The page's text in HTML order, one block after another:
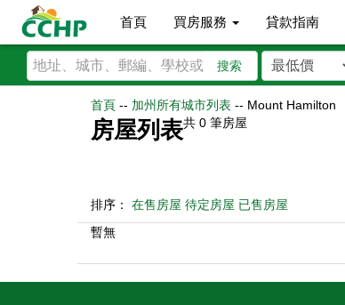
首頁 買房服務 貸款指南
搜索
首頁 -- 加州所有城市列表 -- Mount Hamilton
房屋列表共 0 筆房屋
排序： 在售房屋 待定房屋 已售房屋
暫無